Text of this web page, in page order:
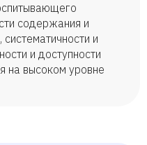
содержания и
и
и доступности
на высоком уровне